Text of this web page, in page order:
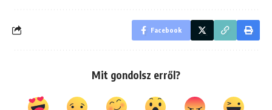
Facebook
Mit gondolsz erről?